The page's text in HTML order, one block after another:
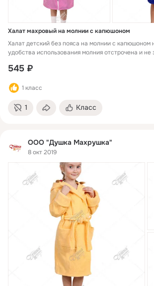
Халат махровый на молнии с капюшоном
Халат детский без пояса на молнии с капюшоном
удобства использования молния отстрочена и не
износостойкое. Наличие по размерам и цветам
545 ₽
1 класс
1 Класс
ООО "Душка Махрушка"
8 окт 2019